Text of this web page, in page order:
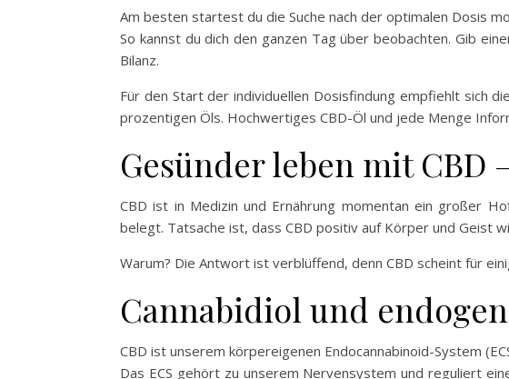
Am besten startest du die Suche nach der optimalen Dosis
So kannst du dich den ganzen Tag über beobachten. Gib
Bilanz.
Für den Start der individuellen Dosisfindung empfiehlt sich
prozentigen Öls. Hochwertiges CBD-Öl und jede Menge
Gesünder leben mit CBD
CBD ist in Medizin und Ernährung momentan ein großer
belegt. Tatsache ist, dass CBD positiv auf Körper und Geist
Warum? Die Antwort ist verblüffend, denn CBD scheint für
Cannabidiol und
CBD ist unserem körpereigenen Endocannabinoid-System
Das ECS gehört zu unserem Nervensystem und reguliert